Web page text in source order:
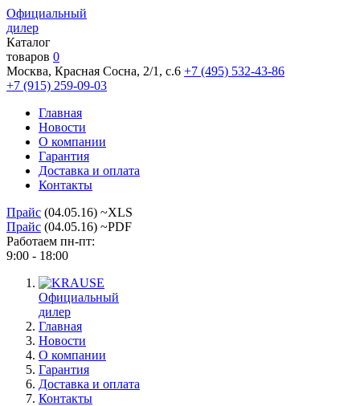
Официальный
дилер
Каталог
товаров 0
Москва, Красная Сосна, 2/1, с.6 +7 (495) 532-43-86
+7 (915) 259-09-03
Главная
Новости
О компании
Гарантия
Доставка и оплата
Контакты
Прайс (04.05.16) ~XLS
Прайс (04.05.16) ~PDF
Работаем пн-пт:
9:00 - 18:00
Официальный
дилер
Главная
Новости
О компании
Гарантия
Доставка и оплата
Контакты